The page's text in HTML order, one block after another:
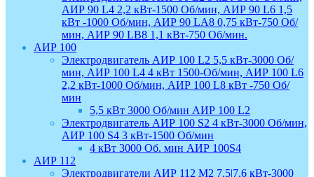
АИР 90 L4 2,2 кВт-1500 Об/мин, АИР 90 L6 1,5
кВт -1000 Об/мин, АИР 90 LA8 0,75 кВт-750 Об/
мин, АИР 90 LB8 1,1 кВт-750 Об/мин.
АИР 100
Электродвигатель АИР 100 L2 5,5 кВт-3000 Об/
мин, АИР 100 L4 4 кВт 1500-Об/мин, АИР 100 L6
2,2 кВт-1000 Об/мин, АИР 100 L8 кВт -750 Об/
мин
5,5 кВт 3000 Об/мин АИР 100 L2
Электродвигатель АИР 100 S2 4 кВт-3000 Об/мин,
АИР 100 S4 3 кВт-1500 Об/мин
4 кВт 3000 Об. мин АИР 100S4
АИР 112
Электродвигатели АИР 112 М2 7,5|7,6 кВт-3000